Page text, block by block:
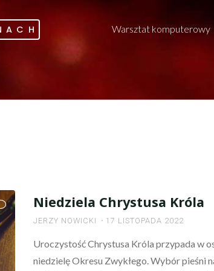
Warsztat komputerowy
Niedziela Chrystusa Króla
JERZY NOWICKI 17 LISTOPADA 2022
Uroczystość Chrystusa Króla przypada w
niedzielę Okresu Zwykłego. Wybór pieśni